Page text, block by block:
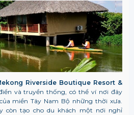
Riverside Boutique Resort &
và truyền thống, có thể ví nơi đây
miền Tây Nam Bộ những thời xưa.
còn tạo cho du khách một nơi nghỉ